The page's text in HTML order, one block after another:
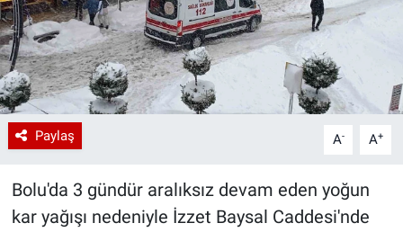
Paylaş A- A+
Bolu'da 3 gündür aralıksız devam eden yoğun
kar yağışı nedeniyle İzzet Baysal Caddesi'nde